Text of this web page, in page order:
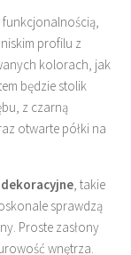
funkcjonalnością,
profilu z
kolorach, jak
będzie stolik
z czarną
otwarte półki na
, takie
sprawdzą
Proste zasłony
wnętrza.